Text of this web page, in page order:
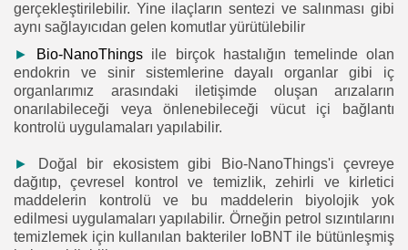
gerçekleştirilebilir. Yine ilaçların sentezi ve salınması gibi
aynı sağlayıcıdan gelen komutlar yürütülebilir
►
Bio-NanoThings ile birçok hastalığın temelinde olan
endokrin ve sinir sistemlerine dayalı organlar gibi iç
organlarımız arasındaki iletişimde oluşan arızaların
onarılabileceği veya önlenebileceği vücut içi bağlantı
kontrolü uygulamaları yapılabilir.
►
Doğal bir ekosistem gibi Bio-NanoThings'i çevreye
dağıtıp, çevresel kontrol ve temizlik, zehirli ve kirletici
maddelerin kontrolü ve bu maddelerin biyolojik yok
edilmesi uygulamaları yapılabilir. Örneğin petrol sızıntılarını
temizlemek için kullanılan bakteriler IoBNT ile bütünleşmiş